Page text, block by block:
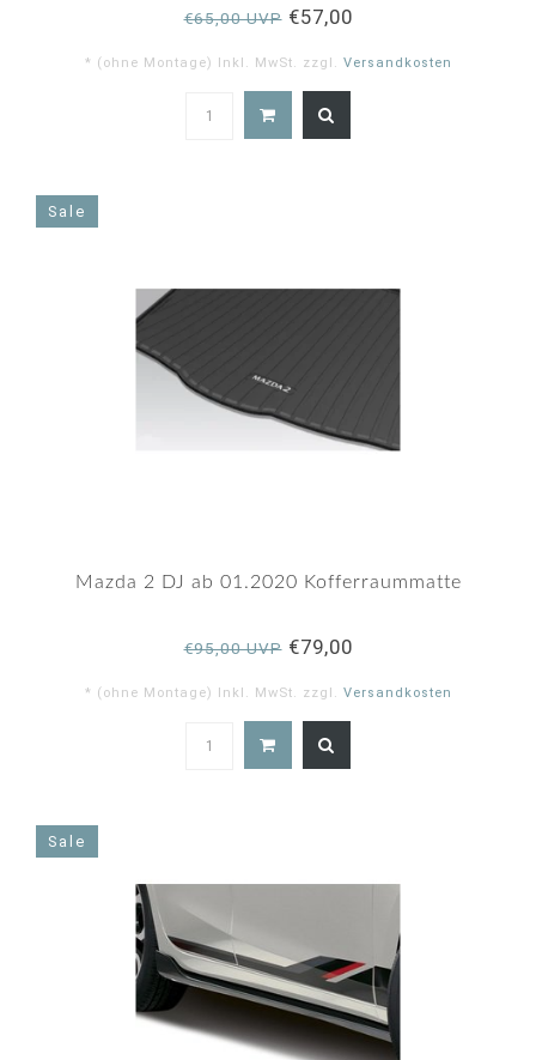
€65,00 UVP€57,00
* (ohne Montage) Inkl. MwSt. zzgl. Versandkosten
Sale
Mazda 2 DJ ab 01.2020 Kofferraummatte
€95,00 UVP€79,00
* (ohne Montage) Inkl. MwSt. zzgl. Versandkosten
Sale